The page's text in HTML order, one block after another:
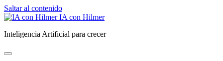
Saltar al contenido
IA con Hilmer
Inteligencia Artificial para crecer